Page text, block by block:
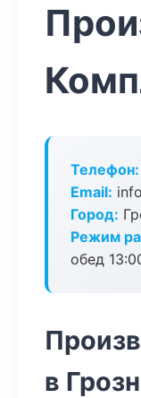
Телефон:
Email:
Город:
Режим
обед
в